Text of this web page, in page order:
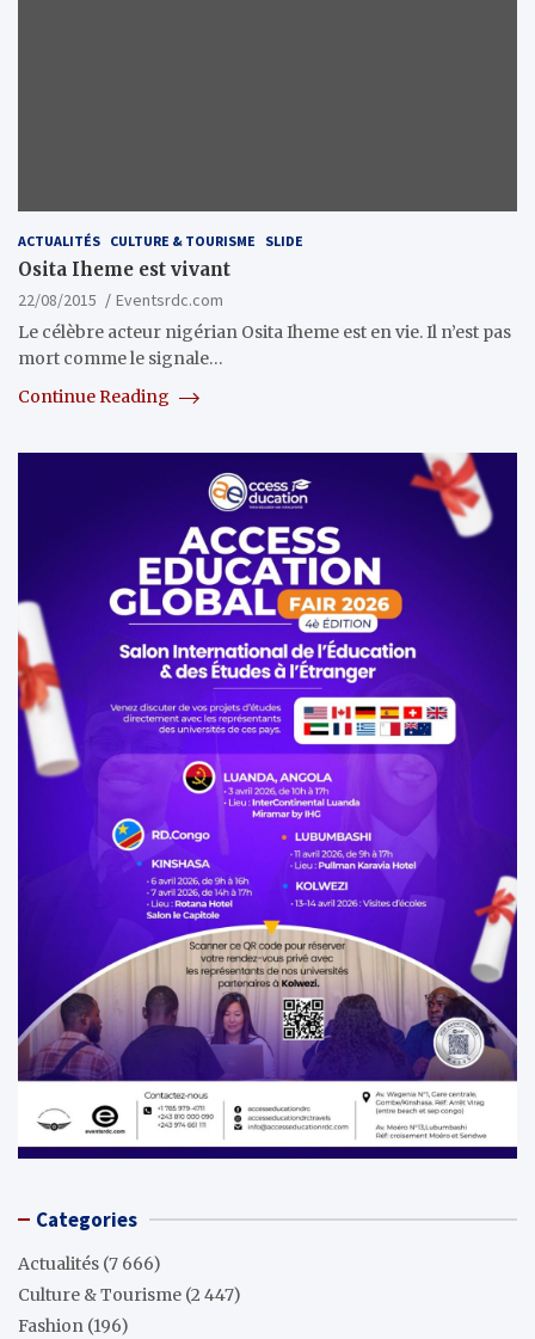
ACTUALITÉS CULTURE & TOURISME SLIDE
Osita Iheme est vivant
22/08/2015
Eventsrdc.com
Le célèbre acteur nigérian Osita Iheme est en vie. Il n’est pas
mort comme le signale…
Continue Reading
Categories
Actualités (7 666)
Culture & Tourisme (2 447)
Fashion (196)